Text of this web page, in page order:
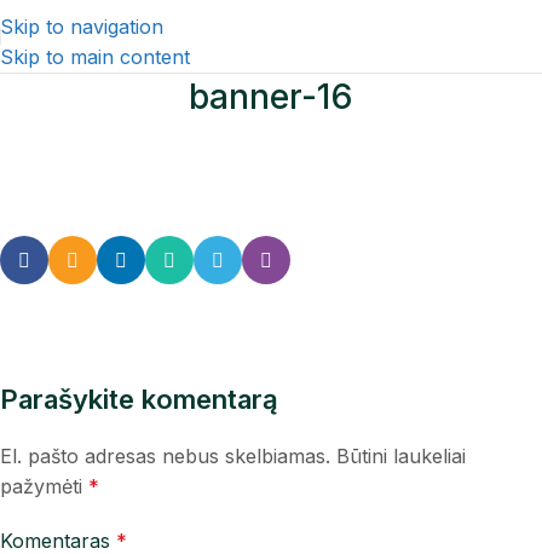
Skip to navigation
Skip to main content
banner-16
Parašykite komentarą
El. pašto adresas nebus skelbiamas. Būtini laukeliai
pažymėti *
Komentaras *